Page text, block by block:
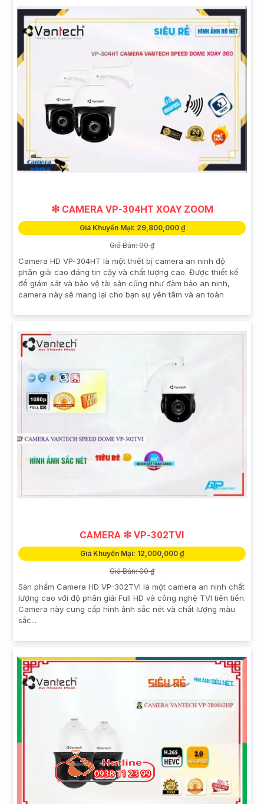
❇ CAMERA VP-304HT XOAY ZOOM
Giá Khuyến Mại: 29,800,000 ₫
Giá Bán: 00 ₫
Camera HD VP-304HT là một thiết bị camera an ninh độ
phân giải cao đáng tin cậy và chất lượng cao. Được thiết kế
để giám sát và bảo vệ tài sản cũng như đảm bảo an ninh,
camera này sẽ mang lại cho bạn sự yên tâm và an toàn
CAMERA ❇ VP-302TVI
Giá Khuyến Mại: 12,000,000 ₫
Giá Bán: 00 ₫
Sản phẩm Camera HD VP-302TVI là một camera an ninh chất
lượng cao với độ phân giải Full HD và công nghệ TVI tiên tiến.
Camera này cung cấp hình ảnh sắc nét và chất lượng màu
sắc...